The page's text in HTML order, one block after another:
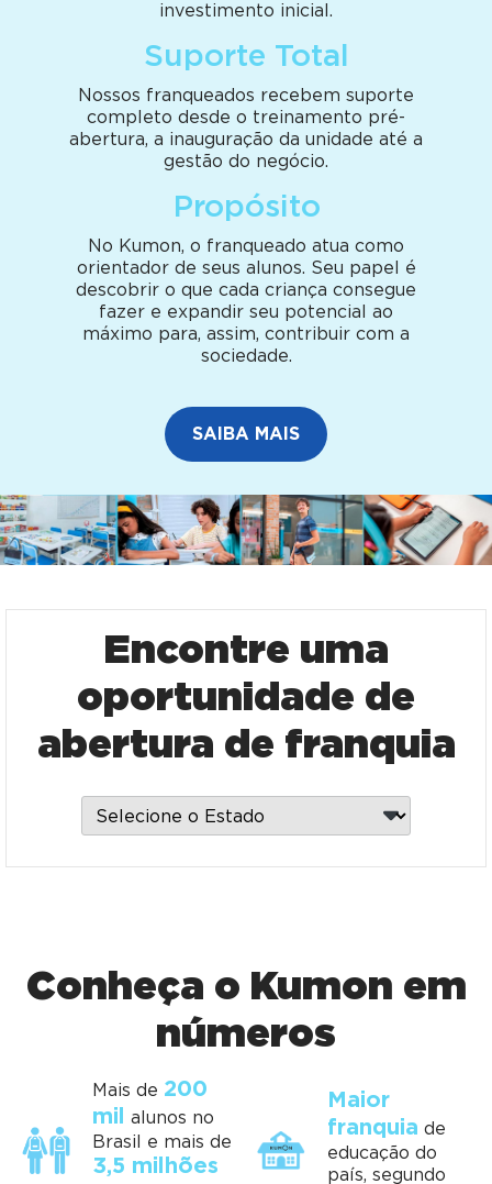
investimento inicial.
Suporte Total
Nossos franqueados recebem suporte
completo desde o treinamento pré-
abertura, a inauguração da unidade até a
gestão do negócio.
Propósito
No Kumon, o franqueado atua como
orientador de seus alunos. Seu papel é
descobrir o que cada criança consegue
fazer e expandir seu potencial ao
máximo para, assim, contribuir com a
sociedade.
SAIBA MAIS
Encontre uma
oportunidade de
abertura de franquia
Conheça o Kumon em
números
Mais de 200
mil
alunos no
Brasil e mais de
3,5 milhões
Maior
franquia de
educação do
país, segundo